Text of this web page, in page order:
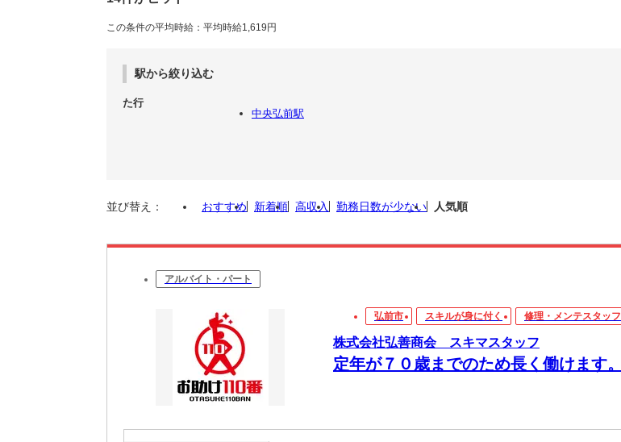
この条件の平均時給：平均時給1,619円
駅から絞り込む
た行
中央弘前駅
並び替え： おすすめ 新着順 高収入 勤務日数が少ない 人気順
アルバイト・パート
弘前市 スキルが身に付く 修理・メンテスタッフ
株式会社弘善商会 スキマスタッフ
定年が７０歳までのため長く働けます。